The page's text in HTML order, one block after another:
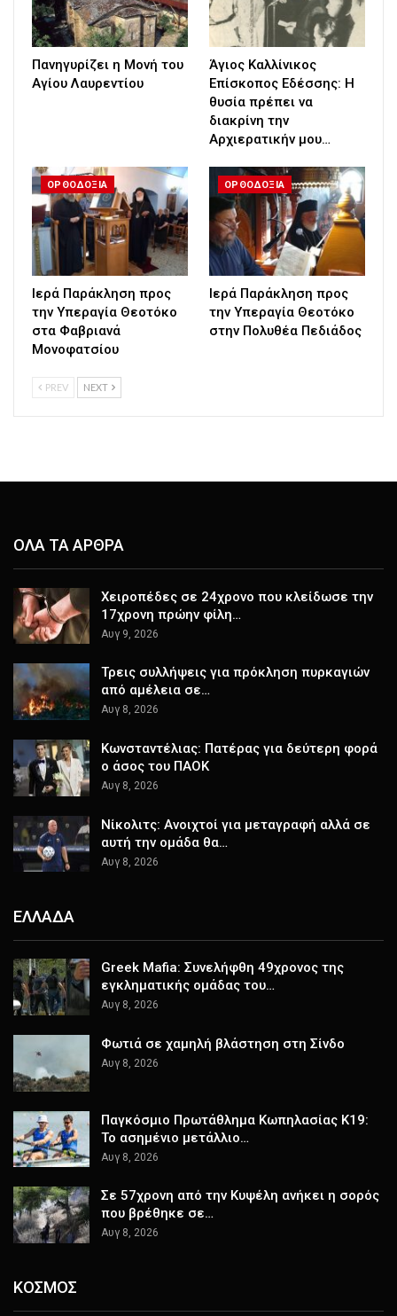
Πανηγυρίζει η Μονή του
Αγίου Λαυρεντίου
Άγιος Καλλίνικος
Επίσκοπος Εδέσσης: Η
θυσία πρέπει να
διακρίνη την
Αρχιερατικήν μου…
ΟΡΘΟΔΟΞΙΑ
Ιερά Παράκληση προς
την Υπεραγία Θεοτόκο
στα Φαβριανά
Μονοφατσίου
ΟΡΘΟΔΟΞΙΑ
Ιερά Παράκληση προς
την Υπεραγία Θεοτόκο
στην Πολυθέα Πεδιάδος
PREV NEXT
ΟΛΑ ΤΑ ΑΡΘΡΑ
Χειροπέδες σε 24χρονο που κλείδωσε την
17χρονη πρώην φίλη…
Αυγ 9, 2026
Τρεις συλλήψεις για πρόκληση πυρκαγιών
από αμέλεια σε…
Αυγ 8, 2026
Κωνσταντέλιας: Πατέρας για δεύτερη φορά
ο άσος του ΠΑΟΚ
Αυγ 8, 2026
Νίκολιτς: Ανοιχτοί για μεταγραφή αλλά σε
αυτή την ομάδα θα…
Αυγ 8, 2026
ΕΛΛΑΔΑ
Greek Mafia: Συνελήφθη 49χρονος της
εγκληματικής ομάδας του…
Αυγ 8, 2026
Φωτιά σε χαμηλή βλάστηση στη Σίνδο
Αυγ 8, 2026
Παγκόσμιο Πρωτάθλημα Κωπηλασίας Κ19:
Το ασημένιο μετάλλιο…
Αυγ 8, 2026
Σε 57χρονη από την Κυψέλη ανήκει η σορός
που βρέθηκε σε…
Αυγ 8, 2026
ΚΟΣΜΟΣ